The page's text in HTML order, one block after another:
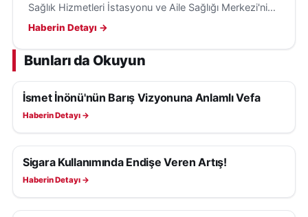
Sağlık Hizmetleri İstasyonu ve Aile Sağlığı Merkezi'nin
temelini attı, sağlık hizmetlerine erişim kolaylaşacak.
Haberin Detayı →
Bunları da Okuyun
SAĞLIK
İsmet İnönü'nün Barış Vizyonuna Anlamlı Vefa
Haberin Detayı →
SAĞLIK
Sigara Kullanımında Endişe Veren Artış!
Haberin Detayı →